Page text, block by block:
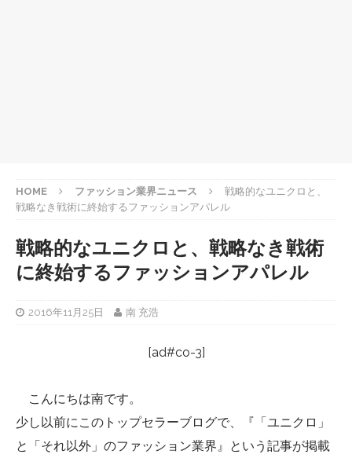
HOME ファッション業界ニュース
戦略的なユニクロと、
戦略なき戦術に終始するファッションアパレル
戦略的なユニクロと、戦略なき戦術
に終始するファッションアパレル
2016年11月25日 南 充浩
[ad#co-3]
こんにちは南です。
少し以前にこのトップセラーブログで、『「ユニクロ」
と「それ以外」のファッション業界』という記事が掲載